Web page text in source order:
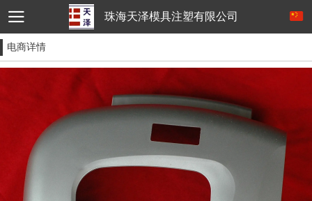
珠海天泽模具注塑有限公司
电商详情